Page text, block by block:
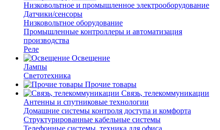
Низковольтное и промышленное электрооборудование
Датчики/сенсоры
Низковольтное оборудование
Промышленные контроллеры и автоматизация
производства
Реле
Освещение
Лампы
Светотехника
Прочие товары
Связь, телекоммуникации
Антенны и спутниковые технологии
Домашние системы контроля доступа и комфорта
Структурированные кабельные системы
Телефонные системы, техника для офиса